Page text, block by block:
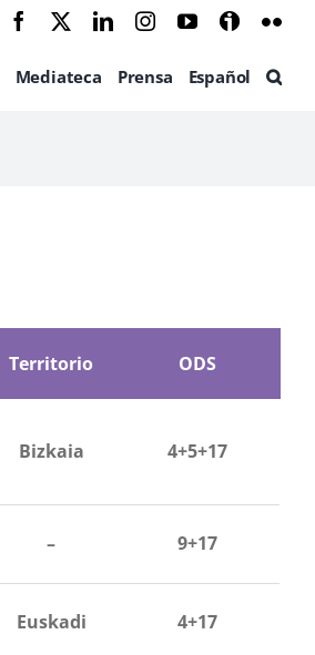
Facebook LinkedInInstagramYouTube
Ivoox
Mediateca Prensa Español
Territorio ODS
Bizkaia 4+5+17
– 9+17
Euskadi 4+17